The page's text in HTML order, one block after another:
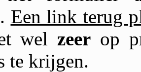
Een link terug
wel zeer op
te krijgen.